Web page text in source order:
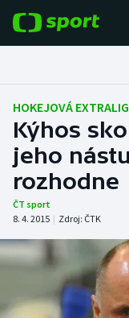
Fotbal
Hokej
Tenis
Atletika
Cyklistika
DALŠÍ SPORTY
HOKEJOVÁ
Kýhos
jeho
rozhodne
ČT sport
8. 4. 2015 | Zdroj: ČTK